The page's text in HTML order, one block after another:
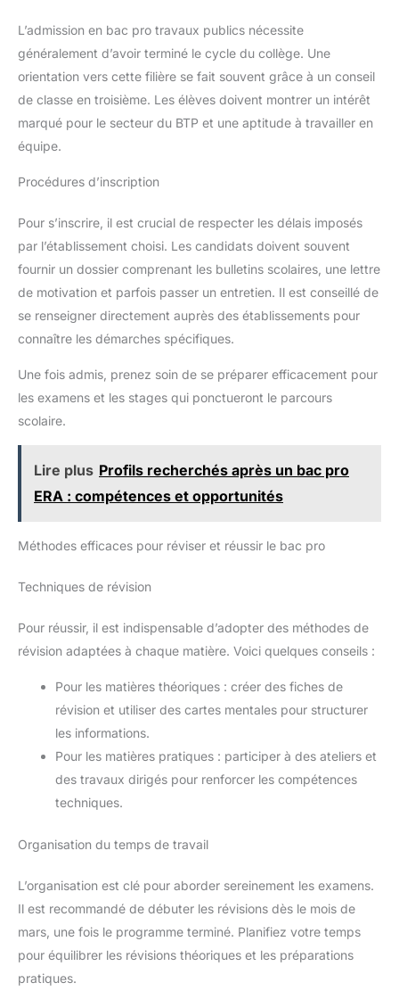
L’admission en bac pro travaux publics nécessite
généralement d’avoir terminé le cycle du collège. Une
orientation vers cette filière se fait souvent grâce à un conseil
de classe en troisième. Les élèves doivent montrer un intérêt
marqué pour le secteur du BTP et une aptitude à travailler en
équipe.
Procédures d’inscription
Pour s’inscrire, il est crucial de respecter les délais imposés
par l’établissement choisi. Les candidats doivent souvent
fournir un dossier comprenant les bulletins scolaires, une lettre
de motivation et parfois passer un entretien. Il est conseillé de
se renseigner directement auprès des établissements pour
connaître les démarches spécifiques.
Une fois admis, prenez soin de se préparer efficacement pour
les examens et les stages qui ponctueront le parcours
scolaire.
Lire plus Profils recherchés après un bac pro
ERA : compétences et opportunités
Méthodes efficaces pour réviser et réussir le bac pro
Techniques de révision
Pour réussir, il est indispensable d’adopter des méthodes de
révision adaptées à chaque matière. Voici quelques conseils :
Pour les matières théoriques : créer des fiches de
révision et utiliser des cartes mentales pour structurer
les informations.
Pour les matières pratiques : participer à des ateliers et
des travaux dirigés pour renforcer les compétences
techniques.
Organisation du temps de travail
L’organisation est clé pour aborder sereinement les examens.
Il est recommandé de débuter les révisions dès le mois de
mars, une fois le programme terminé. Planifiez votre temps
pour équilibrer les révisions théoriques et les préparations
pratiques.